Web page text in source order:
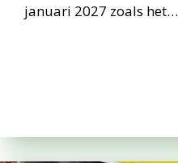
januari 2027 zoals het…